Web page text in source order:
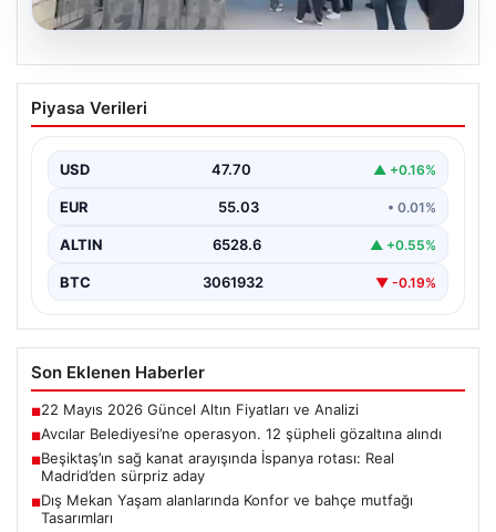
05.08.2026
Avcılar Belediyesi’ne operasyon. 12
şüpheli gözaltına alındı
Piyasa Verileri
USD 47.70 ▲ +0.16%
EUR 55.03 • 0.01%
ALTIN 6528.6 ▲ +0.55%
BTC 3061932 ▼ -0.19%
Son Eklenen Haberler
■22 Mayıs 2026 Güncel Altın Fiyatları ve Analizi
■Avcılar Belediyesi’ne operasyon. 12 şüpheli gözaltına alındı
■Beşiktaş’ın sağ kanat arayışında İspanya rotası: Real
Madrid’den sürpriz aday
■Dış Mekan Yaşam alanlarında Konfor ve bahçe mutfağı
Tasarımları